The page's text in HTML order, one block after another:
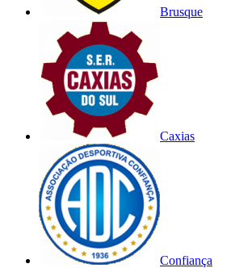
Brusque
Caxias
Confiança